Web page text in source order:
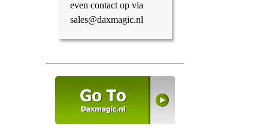
even contact op via
sales@daxmagic.nl